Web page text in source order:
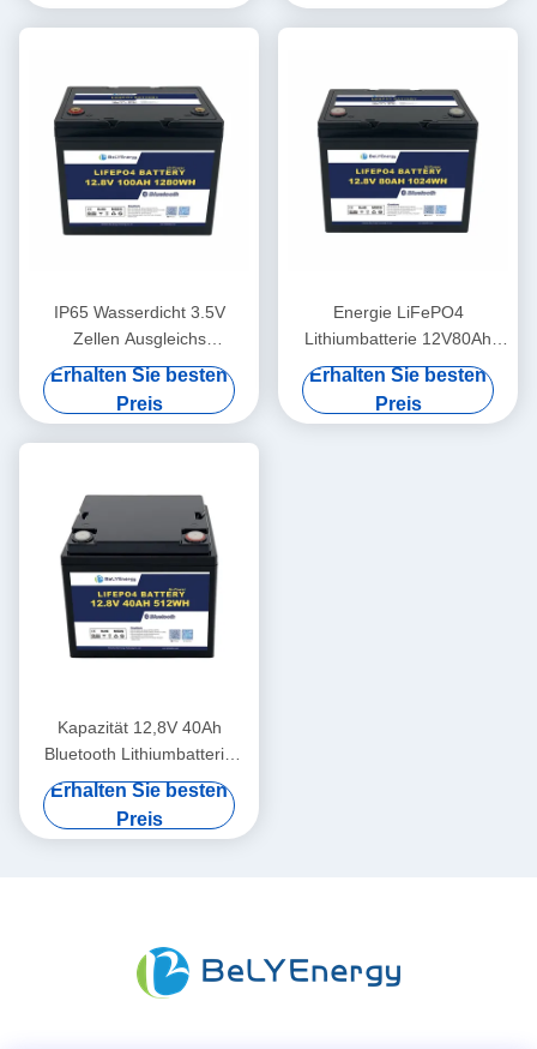
IP65 Wasserdicht 3.5V
Zellen Ausgleichs
Lithiumbatterie 12V100Ah
Erhalten Sie besten
Preis
Energie LiFePO4
Lithiumbatterie 12V80Ah
Überspannungsschutz 14,6V
Erhalten Sie besten
Preis
Kapazität 12,8V 40Ah
Bluetooth Lithiumbatterie
IP65 Gehäuse Schutz
Erhalten Sie besten
Preis